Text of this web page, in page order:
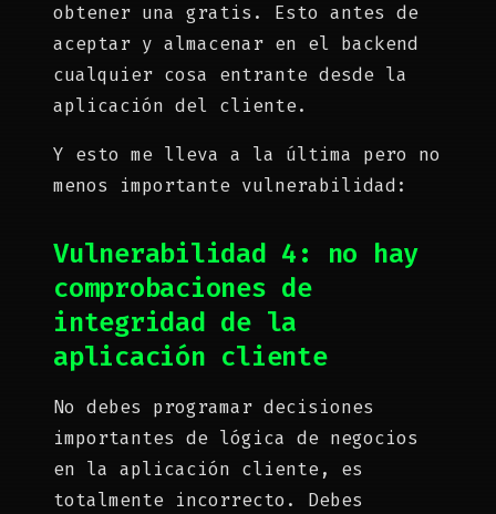
obtener una gratis. Esto antes de
aceptar y almacenar en el backend
cualquier cosa entrante desde la
aplicación del cliente.
Y esto me lleva a la última pero no
menos importante vulnerabilidad:
Vulnerabilidad 4: no hay
comprobaciones de
integridad de la
aplicación cliente
No debes programar decisiones
importantes de lógica de negocios
en la aplicación cliente, es
totalmente incorrecto. Debes